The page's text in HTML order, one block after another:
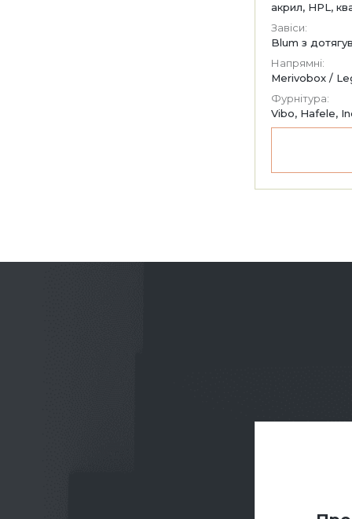
акрил, HPL,
Завіси:
Blum з
Напрямні:
Merivobox /
Фурнітура:
Vibo, Hafele,